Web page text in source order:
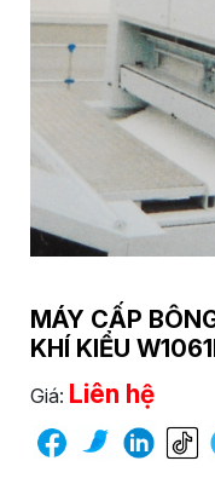
MÁY CẤP
KHÍ KIỂU
Giá: Liên hệ